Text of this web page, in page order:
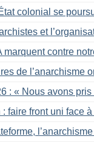
colonial se
et
marquent contre
de l’anarchisme
: « Nous avons
faire front uni face à